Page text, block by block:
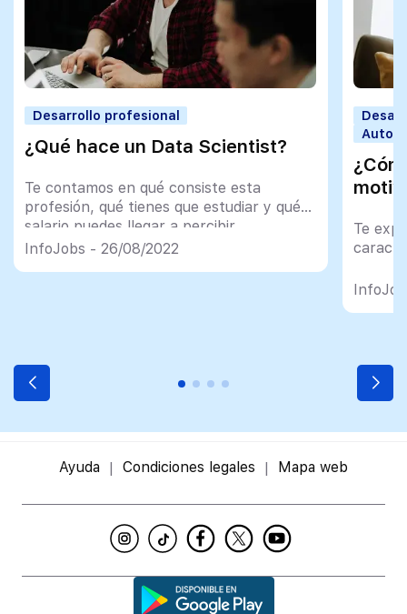
Desarrollo profesional
¿Qué hace un Data Scientist?
Te contamos en qué consiste esta
profesión, qué tienes que estudiar y qué
salario puedes llegar a percibir
InfoJobs - 26/08/2022
Te
Ayuda Condiciones legales Mapa web